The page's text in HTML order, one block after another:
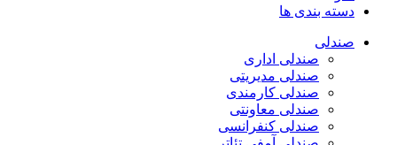
دسته بندی ها
صندلی
صندلی اداری
صندلی مدیریتی
صندلی کارمندی
صندلی معاونتی
صندلی کنفرانسی